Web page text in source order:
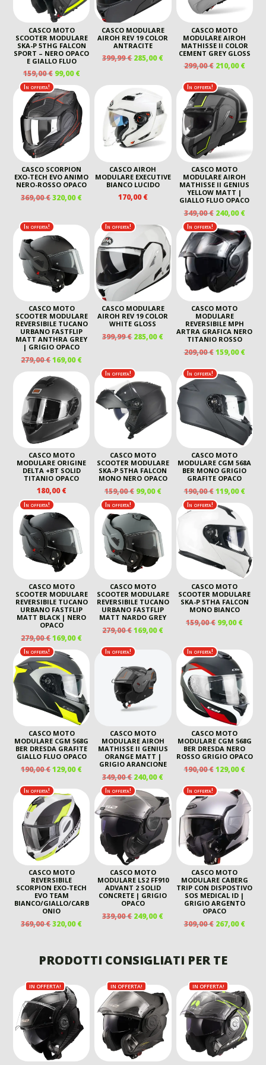
CASCO MOTO
SCOOTER MODULARE
SKA-P 5THG FALCON
SPORT – NERO OPACO
E GIALLO FLUO
159,00€ IL
PREZZO
ORIGINALE
ERA:
159,00 €.
99,00€IL
PREZZO
ATTUALE
È:
99,00 €.
CASCO MODULARE
AIROH REV 19 COLOR
ANTRACITE
399,99€ IL
399,99 €.
285,00€IL
PREZZO
È:
285,00 €.
CASCO MOTO
MODULARE AIROH
MATHISSE II COLOR
CEMENT GREY GLOSS
299,00€ IL
ORIGINALE
ERA:
299,00 €.
210,00€IL
In offerta!
CASCO SCORPION
EXO-TECH EVO ANIMO
NERO-ROSSO OPACO
369,00€IL
ERA:
369,00 €.
320,00€IL
È:
320,00 €.
CASCO AIROH
MODULARE EXECUTIVE
BIANCO LUCIDO
170,00€
In offerta!
CASCO MOTO
MODULARE AIROH
MATHISSE II GENIUS
YELLOW MATT |
GIALLO FLUO OPACO
349,00€ IL
PREZZO
ORIGINALE
ERA:
349,00 €.
240,00€IL
È:
In offerta!
CASCO MOTO
SCOOTER MODULARE
REVERSIBILE TUCANO
URBANO FASTFLIP
MATT ANTHRA GREY
| GRIGIO OPACO
279,00€IL
PREZZO
ORIGINALE
ERA:
279,00 €.
169,00€IL
PREZZO
ATTUALE
169,00 €.
In offerta!
CASCO MODULARE
AIROH REV 19 COLOR
WHITE GLOSS
399,99€ IL
ERA:
399,99 €.
285,00€IL
ATTUALE
285,00 €.
In offerta!
CASCO MOTO
MODULARE
REVERSIBILE MPH
ARTRA GRAFICA NERO
TITANIO ROSSO
209,00€ IL
ORIGINALE
ERA:
209,00 €.
159,00€IL
CASCO MOTO
MODULARE ORIGINE
DELTA +BT SOLID
TITANIO OPACO
180,00€
In offerta!
CASCO MOTO
SCOOTER MODULARE
SKA-P 5THA FALCON
MONO NERO OPACO
159,00€ IL
PREZZO
ORIGINALE
ERA:
159,00 €.
99,00€IL
PREZZO
ATTUALE
99,00 €.
In offerta!
CASCO MOTO
MODULARE CGM 568A
BER MONO GRIGIO
GRAFITE OPACO
190,00€ IL
PREZZO
ORIGINALE
ERA:
190,00 €.
119,00€IL
In offerta!
CASCO MOTO
SCOOTER MODULARE
REVERSIBILE TUCANO
URBANO FASTFLIP
MATT BLACK | NERO
OPACO
279,00€IL
PREZZO
ORIGINALE
ERA:
279,00 €.
169,00€IL
PREZZO
ATTUALE
169,00 €.
In offerta!
CASCO MOTO
SCOOTER MODULARE
REVERSIBILE TUCANO
URBANO FASTFLIP
MATT NARDO GREY
279,00€IL
ORIGINALE
279,00 €.
169,00€IL
ATTUALE
169,00 €.
In offerta!
CASCO MOTO
SCOOTER MODULARE
SKA-P 5THA FALCON
MONO BIANCO
159,00€ IL
ERA:
159,00 €.
99,00€IL
È:
99,00
In offerta!
CASCO MOTO
MODULARE CGM 568G
BER DRESDA GRAFITE
GIALLO FLUO OPACO
190,00€IL
ORIGINALE
ERA:
190,00 €.
129,00€IL
PREZZO
ATTUALE
È:
129,00 €.
In offerta!
CASCO MOTO
MODULARE AIROH
MATHISSE II GENIUS
ORANGE MATT |
GRIGIO ARANCIONE
349,00€ IL
PREZZO
ORIGINALE
ERA:
349,00 €.
240,00€IL
PREZZO
ATTUALE
È:
240,00 €.
In offerta!
CASCO MOTO
MODULARE CGM 568G
BER DRESDA NERO
ROSSO GRIGIO OPACO
190,00€ IL
ORIGINALE
ERA:
190,00 €.
129,00€IL
È:
In offerta!
CASCO MOTO
REVERSIBILE
SCORPION EXO-TECH
EVO TEAM
BIANCO/GIALLO/CARB
ONIO
369,00€IL
ERA:
369,00 €.
320,00€IL
È:
320,00 €.
In offerta!
CASCO MOTO
MODULARE LS2 FF910
ADVANT 2 SOLID
CONCRETE | GRIGIO
OPACO
339,00€ IL
339,00 €.
249,00€IL
PREZZO
249,00 €.
In offerta!
CASCO MOTO
MODULARE CABERG
TRIP CON DISPOSTIVO
SOS MEDICAL ID |
GRIGIO ARGENTO
OPACO
309,00€ IL
ERA:
309,00 €.
267,00€IL
PRODOTTI CONSIGLIATI PER TE
IN OFFERTA! IN OFFERTA! IN OFFERTA!